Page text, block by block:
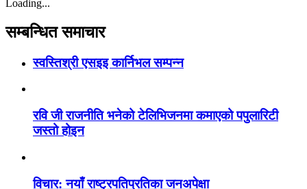
Loading...
सम्बन्धित समाचार
स्वस्तिश्री एसइइ कार्निभल सम्पन्न
रवि जी राजनीति भनेको टेलिभिजनमा कमाएको पपुलारिटी
जस्तो होइन
विचार: नयाँ राष्ट्रपतिप्रतिका जनअपेक्षा